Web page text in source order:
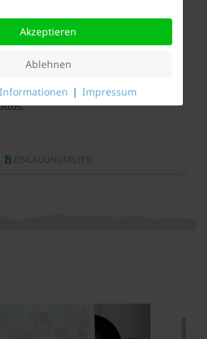
mit der Industrie- und
der TU München durchgeführte
im Vorfeld und Nachspann
über mögliche Ideen und
sind gelebter Ausdruck dieses
EINLADUNGSFLYER
Akzeptieren
Ablehnen
| Impressum